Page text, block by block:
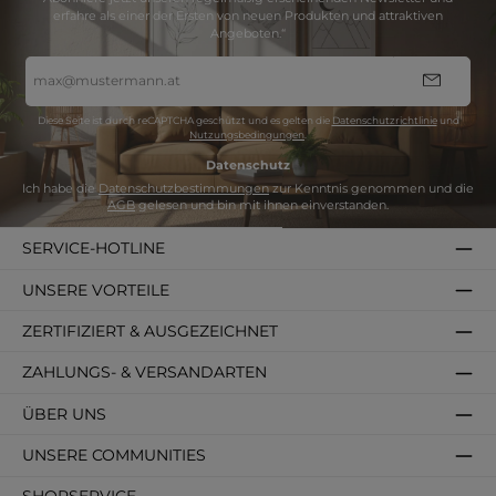
erfahre als einer der Ersten von neuen Produkten und attraktiven
Angeboten.“
Mail-
Adresse
Diese Seite ist durch reCAPTCHA geschützt und es gelten die Datenschutzrichtlinieund
Nutzungsbedingungen.
Datenschutz
Ich habe die Datenschutzbestimmungenzur Kenntnis genommen und die
AGBgelesen und bin mit ihnen einverstanden.
SERVICE-HOTLINE
ZAHLUNGS- & VERSANDARTEN
ÜBER UNS
ZERTIFIZIERT & AUSGEZEICHNET
UNSERE VORTEILE
UNSERE COMMUNITIES